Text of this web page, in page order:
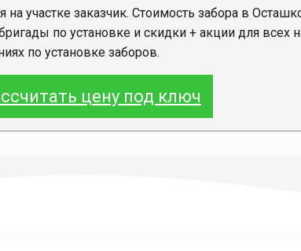
участке заказчик. Стоимость забора в
по установке и скидки + акции для всех
по установке заборов.
цену под ключ